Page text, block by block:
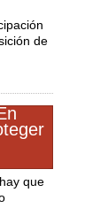
de
que